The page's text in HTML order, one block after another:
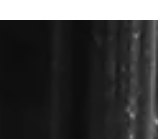
primeiros passos para montar sua
com segurança.